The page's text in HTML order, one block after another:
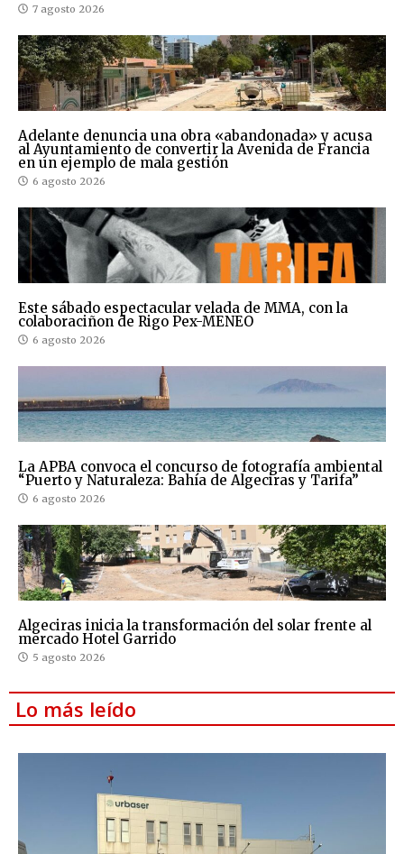
7 agosto 2026
Adelante denuncia una obra «abandonada» y acusa
al Ayuntamiento de convertir la Avenida de Francia
en un ejemplo de mala gestión
6 agosto 2026
Este sábado espectacular velada de MMA, con la
colaboraciñon de Rigo Pex-MENEO
6 agosto 2026
La APBA convoca el concurso de fotografía ambiental
“Puerto y Naturaleza: Bahía de Algeciras y Tarifa”
6 agosto 2026
Algeciras inicia la transformación del solar frente al
mercado Hotel Garrido
5 agosto 2026
Lo más leído